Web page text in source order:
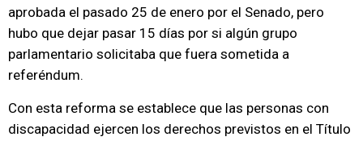
aprobada el pasado 25 de enero por el Senado, pero
hubo que dejar pasar 15 días por si algún grupo
parlamentario solicitaba que fuera sometida a
referéndum.
Con esta reforma se establece que las personas con
discapacidad ejercen los derechos previstos en el Título